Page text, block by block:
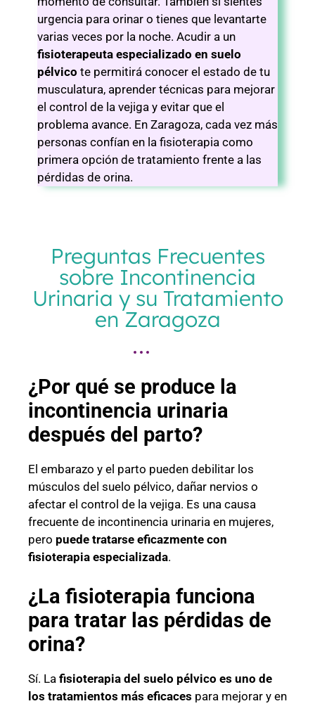
urgencia para orinar o tienes que levantarte
varias veces por la noche. Acudir a un
fisioterapeuta especializado en suelo
pélvico te permitirá conocer el estado de tu
musculatura, aprender técnicas para mejorar
el control de la vejiga y evitar que el
problema avance. En Zaragoza, cada vez más
personas confían en la fisioterapia como
primera opción de tratamiento frente a las
pérdidas de orina.
Preguntas Frecuentes
sobre Incontinencia
Urinaria y su Tratamiento
en Zaragoza
¿Por qué se produce la
incontinencia urinaria
después del parto?
El embarazo y el parto pueden debilitar los
músculos del suelo pélvico, dañar nervios o
afectar el control de la vejiga. Es una causa
frecuente de incontinencia urinaria en mujeres,
pero puede tratarse eficazmente con
fisioterapia especializada.
¿La fisioterapia funciona
para tratar las pérdidas de
orina?
Sí. La fisioterapia del suelo pélvico es uno de
los tratamientos más eficaces para mejorar y en